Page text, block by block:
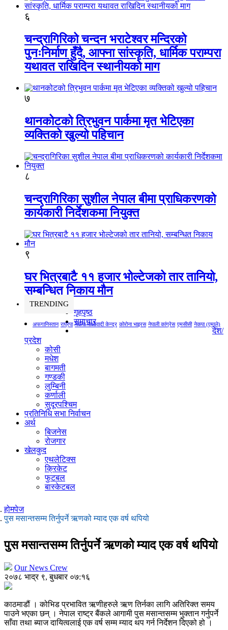
६
चन्द्रागिरिको चन्दन भराटेश्वर मन्दिरको
पुनःनिर्माण हुँदै, आफ्ना सांस्कृति, धार्मिक पराम्परा
यथावत राखिदिन स्थानीयको माग
७
थानकोटको त्रिभुवन पार्कमा मृत भेटिएका
व्यक्तिको खुल्यो पहिचान
८
चन्द्रागिरिका सुशील नेपाल बीमा प्राधिकरणको
कार्यकारी निर्देशकमा नियुक्त
९
घर भित्रबाटै ११ हजार भोल्टेजको तार तानियो,
सम्बन्धित निकाय मौन
TRENDING
अफगानिस्तान राप्रपा नेकपा माओवादी केन्द्र कोरोना भाइरस नेपाली कांग्रेस एमसीसी नेकपा (एमाले)
गृहपृष्ठ
समाचार
देश/
प्रदेश
कोसी
मधेश
बागमती
गण्डकी
लुम्बिनी
कर्णाली
सुदूरपश्चिम
प्रतिनिधि सभा निर्वाचन
अर्थ
बिजनेस
रोजगार
खेलकुद
एथलेटिक्स
क्रिकेट
फुटबल
बास्केटबल
होमपेज
पुस मसान्तसम्म तिर्नुपर्ने ऋणको म्याद एक वर्ष थपियो
पुस मसान्तसम्म तिर्नुपर्ने ऋणको म्याद एक वर्ष थपियो
Our News Crew
२०७८ भाद्र ९, बुधबार ०७:१६
काठमाडौं । कोभिड प्रभावित ऋणीहरुले ऋण तिर्नका लागि अतिरिक्त समय
पाउने भएका छन् । नेपाल राष्ट्र बैंकले आगामी पुस मसान्तसम्म भुक्तान गर्नुपर्ने
साँवा तथा ब्याज दायित्वलाई एक वर्ष सम्म म्याद थप गर्न निर्देशन दिएको हो ।